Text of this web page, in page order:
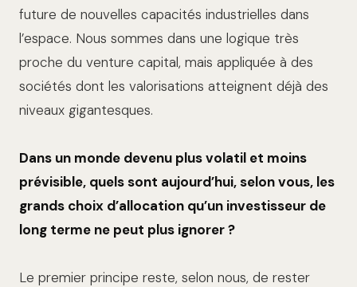
future de nouvelles capacités industrielles dans
l’espace. Nous sommes dans une logique très
proche du venture capital, mais appliquée à des
sociétés dont les valorisations atteignent déjà des
niveaux gigantesques.
Dans un monde devenu plus volatil et moins
prévisible, quels sont aujourd’hui, selon vous, les
grands choix d’allocation qu’un investisseur de
long terme ne peut plus ignorer ?
Le premier principe reste, selon nous, de rester